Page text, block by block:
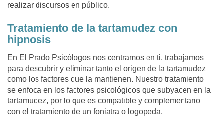
realizar discursos en público.
Tratamiento de la tartamudez con
hipnosis
En El Prado Psicólogos nos centramos en ti, trabajamos
para descubrir y eliminar tanto el origen de la tartamudez
como los factores que la mantienen. Nuestro tratamiento
se enfoca en los factores psicológicos que subyacen en la
tartamudez, por lo que es compatible y complementario
con el tratamiento de un foniatra o logopeda.